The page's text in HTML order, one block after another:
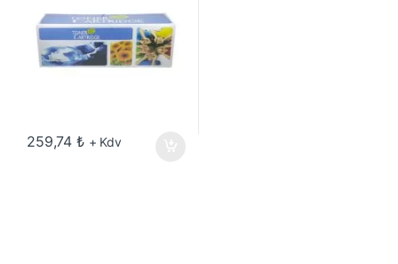
259,74₺ + Kdv